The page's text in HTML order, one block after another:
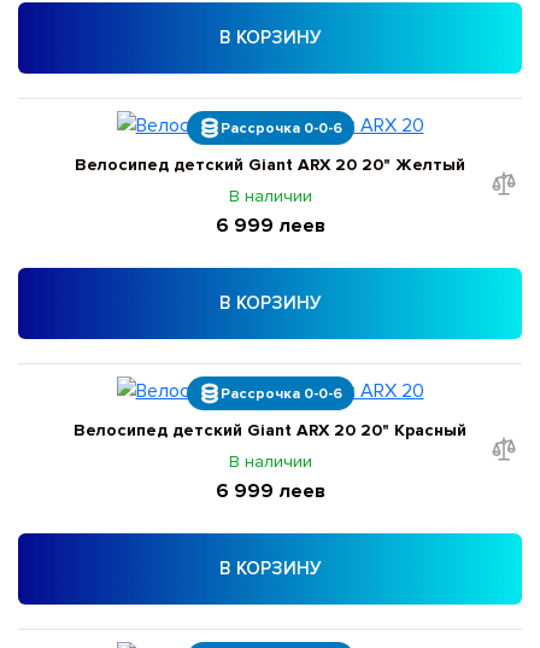
В КОРЗИНУ
Рассрочка 0-0-6
Велосипед детский Giant ARX 20 20" Желтый
В наличии
6 999 леев
В КОРЗИНУ
Рассрочка 0-0-6
Велосипед детский Giant ARX 20 20" Красный
В наличии
6 999 леев
В КОРЗИНУ